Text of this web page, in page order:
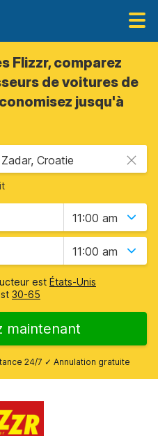
Flizzr, comparez
de voitures de
jusqu'à
Croatie
11:00 am
11:00 am
est États-Unis
30-65
maintenant
24/7 ✓ Annulation gratuite